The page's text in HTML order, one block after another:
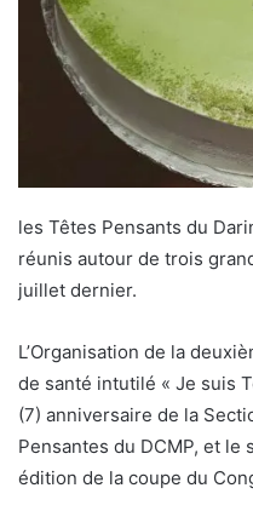
les Têtes Pensants du
réunis autour de trois
juillet dernier.
L’Organisation de la
de santé intutilé « Je suis
(7) anniversaire de la
Pensantes du DCMP, et le
édition de la coupe du